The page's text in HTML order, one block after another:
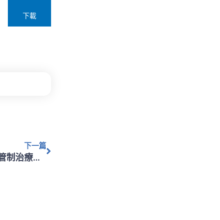
下載
下一篇
【禁藥公告】檢送「114年全國運動會」運動禁藥管制治療用途豁免申請公告